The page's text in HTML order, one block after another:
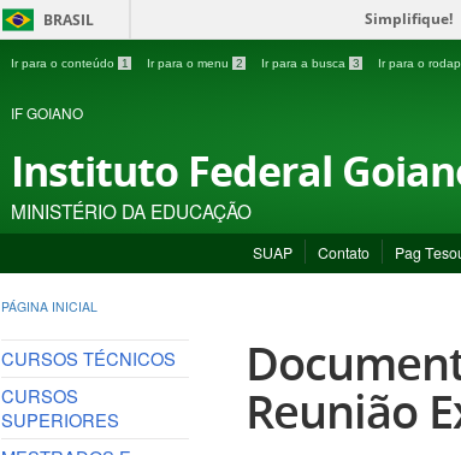
BRASIL Simplifique!
Ir para o conteúdo 1 Ir para o menu 2 Ir para a busca 3 Ir para o
IF GOIANO
Instituto Federal
MINISTÉRIO DA EDUCAÇÃO
SUAP Contato Pag
PÁGINA INICIAL
CURSOS TÉCNICOS
CURSOS
SUPERIORES
Reunião